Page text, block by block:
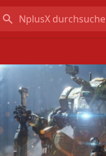
NplusX durchsuchen